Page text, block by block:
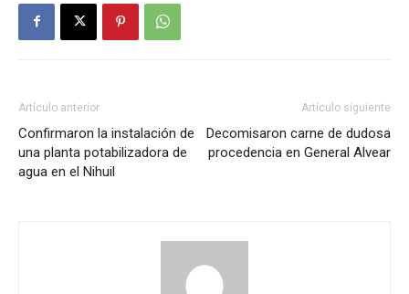
Artículo anterior
Confirmaron la instalación de
una planta potabilizadora de
agua en el Nihuil
Artículo siguiente
Decomisaron carne de dudosa
procedencia en General Alvear